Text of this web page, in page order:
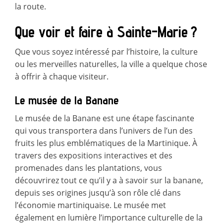
la route.
Que voir et faire à Sainte-Marie ?
Que vous soyez intéressé par l’histoire, la culture
ou les merveilles naturelles, la ville a quelque chose
à offrir à chaque visiteur.
Le musée de la Banane
Le musée de la Banane est une étape fascinante
qui vous transportera dans l’univers de l’un des
fruits les plus emblématiques de la Martinique. À
travers des expositions interactives et des
promenades dans les plantations, vous
découvrirez tout ce qu’il y a à savoir sur la banane,
depuis ses origines jusqu’à son rôle clé dans
l’économie martiniquaise. Le musée met
également en lumière l’importance culturelle de la